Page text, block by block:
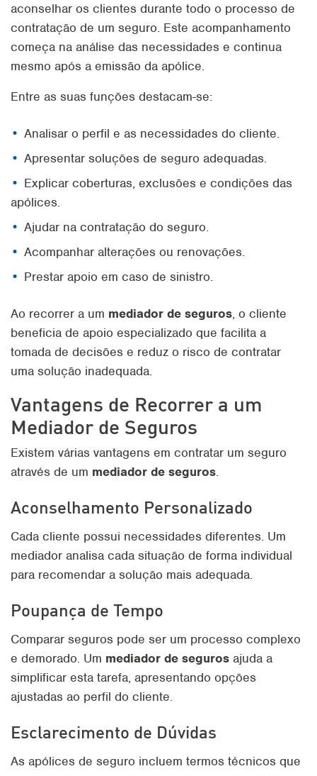
aconselhar os clientes durante todo o processo de
contratação de um seguro. Este acompanhamento
começa na análise das necessidades e continua
mesmo após a emissão da apólice.
Entre as suas funções destacam-se:
Analisar o perfil e as necessidades do cliente.
Apresentar soluções de seguro adequadas.
Explicar coberturas, exclusões e condições das
apólices.
Ajudar na contratação do seguro.
Acompanhar alterações ou renovações.
Prestar apoio em caso de sinistro.
Ao recorrer a um mediador de seguros, o cliente
beneficia de apoio especializado que facilita a
tomada de decisões e reduz o risco de contratar
uma solução inadequada.
Vantagens de Recorrer a um
Mediador de Seguros
Existem várias vantagens em contratar um seguro
através de um mediador de seguros.
Aconselhamento Personalizado
Cada cliente possui necessidades diferentes. Um
mediador analisa cada situação de forma individual
para recomendar a solução mais adequada.
Poupança de Tempo
Comparar seguros pode ser um processo complexo
e demorado. Um mediador de seguros ajuda a
simplificar esta tarefa, apresentando opções
ajustadas ao perfil do cliente.
Esclarecimento de Dúvidas
As apólices de seguro incluem termos técnicos que